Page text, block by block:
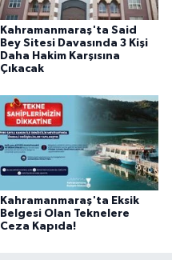
Kahramanmaraş'ta Said
Bey Sitesi Davasında 3 Kişi
Daha Hakim Karşısına
Çıkacak
Kahramanmaraş'ta Eksik
Belgesi Olan Teknelere
Ceza Kapıda!